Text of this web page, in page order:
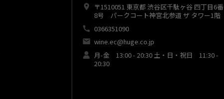
〒1510051 東京都 渋谷区千駄ヶ谷 四丁目6番
8号 パークコート神宮北参道 ザ タワー1階
0366351090
wine.ec@huge.co.jp
月-金 13:00 - 20:30 土・日・祝日 11:30 -
20:30